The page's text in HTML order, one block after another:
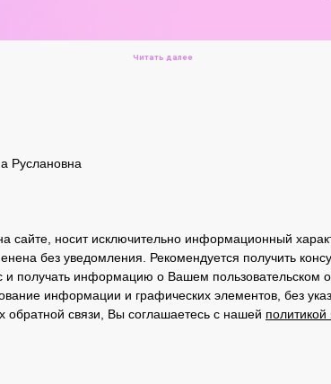
Читать далее
помогая Бэтмену бороться с «злодеями» и
сюжет.
особенным, а родители могут просто
Руслановна
носит исключительно информационный
без уведомления. Рекомендуется получить
получать информацию о Вашем пользовательском
информации и графических элементов, без
обратной связи, Вы соглашаетесь с нашей